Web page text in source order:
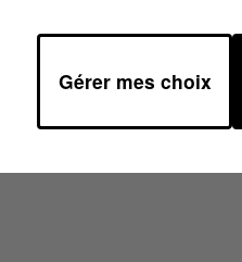
Gérer mes choix